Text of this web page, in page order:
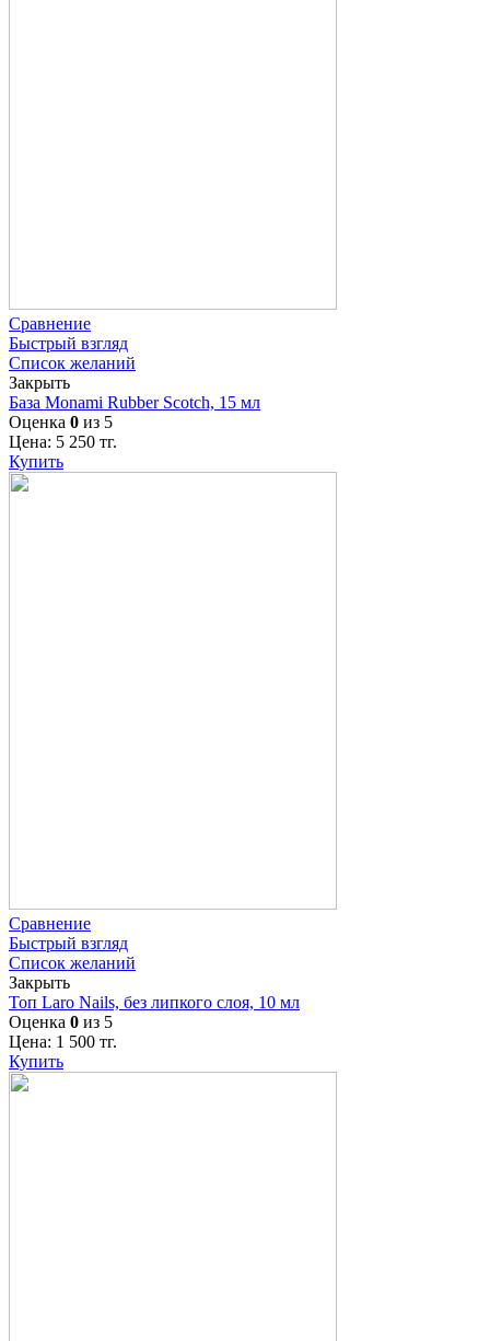
Сравнение
Быстрый взгляд
Список желаний
Закрыть
База Monami Rubber Scotch, 15 мл
Оценка 0 из 5
Цена: 5 250 тг.
Купить
Сравнение
Быстрый взгляд
Список желаний
Закрыть
Топ Laro Nails, без липкого слоя, 10 мл
Оценка 0 из 5
Цена: 1 500 тг.
Купить